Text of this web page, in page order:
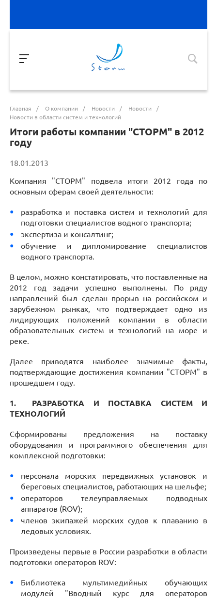
Главная / О компании / Новости / Новости
/
Новости в области систем и технологий
Итоги работы компании "СТОРМ" в 2012
году
18.01.2013
Компания "СТОРМ" подвела итоги 2012 года по
основным сферам своей деятельности:
разработка и поставка систем и технологий для
подготовки специалистов водного транспорта;
экспертиза и консалтинг;
обучение и дипломирование специалистов
водного транспорта.
В целом, можно констатировать, что поставленные на
2012 год задачи успешно выполнены. По ряду
направлений был сделан прорыв на российском и
зарубежном рынках, что подтверждает одно из
лидирующих положений компании в области
образовательных систем и технологий на море и
реке.
Далее приводятся наиболее значимые факты,
подтверждающие достижения компании "СТОРМ" в
прошедшем году.
1.
РАЗРАБОТКА И ПОСТАВКА СИСТЕМ И
ТЕХНОЛОГИЙ
Сформированы предложения на поставку
оборудования и программного обеспечения для
комплексной подготовки:
персонала морских передвижных установок и
береговых специалистов, работающих на шельфе;
операторов телеуправляемых подводных
аппаратов (ROV);
членов экипажей морских судов к плаванию в
ледовых условиях.
Произведены первые в России разработки в области
подготовки операторов ROV:
Библиотека мультимедийных обучающих
модулей "Вводный курс для операторов